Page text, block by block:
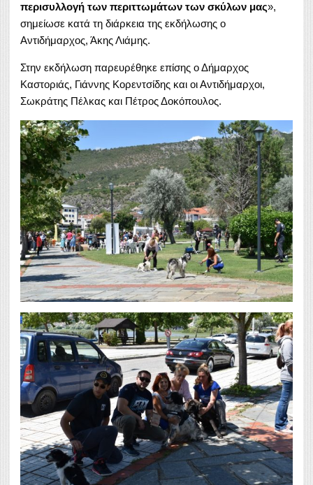
περισυλλογή των περιττωμάτων των σκύλων μας»,
σημείωσε κατά τη διάρκεια της εκδήλωσης ο
Αντιδήμαρχος, Άκης Λιάμης.
Στην εκδήλωση παρευρέθηκε επίσης ο Δήμαρχος
Καστοριάς, Γιάννης Κορεντσίδης και οι Αντιδήμαρχοι,
Σωκράτης Πέλκας και Πέτρος Δοκόπουλος.